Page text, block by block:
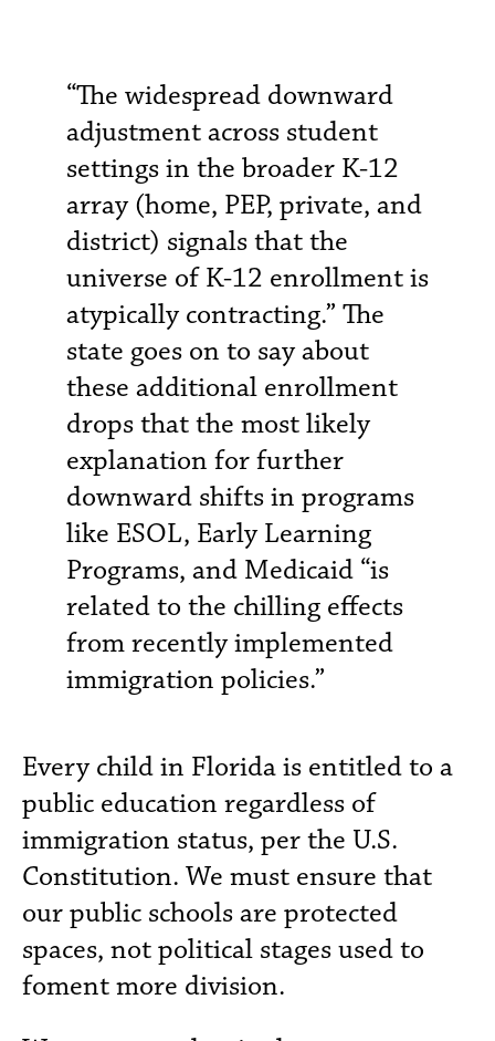
“The widespread downward
adjustment across student
settings in the broader K-12
array (home, PEP, private, and
district) signals that the
universe of K-12 enrollment is
atypically contracting.” The
state goes on to say about
these additional enrollment
drops that the most likely
explanation for further
downward shifts in programs
like ESOL, Early Learning
Programs, and Medicaid “is
related to the chilling effects
from recently implemented
immigration policies.”
Every child in Florida is entitled to a
public education regardless of
immigration status, per the U.S.
Constitution. We must ensure that
our public schools are protected
spaces, not political stages used to
foment more division.